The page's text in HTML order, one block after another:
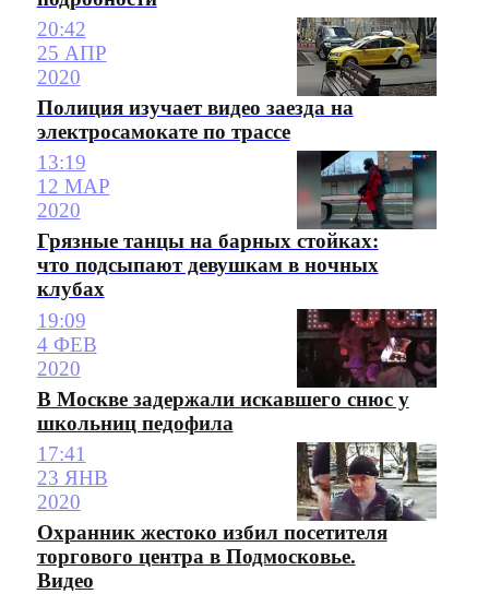
20:42
25 АПР
2020
Полиция изучает видео заезда на
электросамокате по трассе
13:19
12 МАР
2020
Грязные танцы на барных стойках:
что подсыпают девушкам в ночных
клубах
19:09
4 ФЕВ
2020
В Москве задержали искавшего снюс у
школьниц педофила
17:41
23 ЯНВ
2020
Охранник жестоко избил посетителя
торгового центра в Подмосковье.
Видео